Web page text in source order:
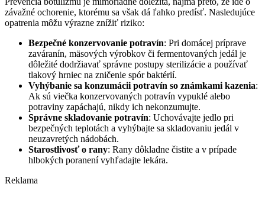
závažné ochorenie, ktorému sa však dá ľahko predísť. Nasledujúce
opatrenia môžu výrazne znížiť riziko:
Bezpečné konzervovanie potravín: Pri domácej príprave
zaváranín, mäsových výrobkov či fermentovaných jedál je
dôležité dodržiavať správne postupy sterilizácie a používať
tlakový hrniec na zničenie spór baktérií.
Vyhýbanie sa konzumácii potravín so známkami kazenia:
Ak sú viečka konzervovaných potravín vypuklé alebo
potraviny zapáchajú, nikdy ich nekonzumujte.
Správne skladovanie potravín: Uchovávajte jedlo pri
bezpečných teplotách a vyhýbajte sa skladovaniu jedál v
neuzavretých nádobách.
Starostlivosť o rany: Rany dôkladne čistite a v prípade
hlbokých poranení vyhľadajte lekára.
Reklama